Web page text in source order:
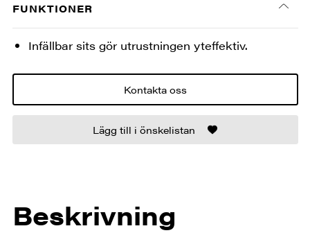
FUNKTIONER
Infällbar sits gör utrustningen yteffektiv.
Kontakta oss
Lägg till i önskelistan
Beskrivning